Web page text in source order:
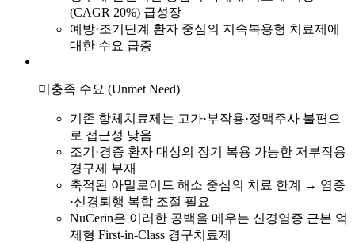
(CAGR 20%) 급성장
예방·조기단계 환자 중심의 지속복용형 치료제에
대한 수요 급증
미충족 수요 (Unmet Need)
기존 항체치료제는 고가·부작용·정맥주사 불편으
로 접근성 낮음
조기·경증 환자 대상의 장기 복용 가능한 저부작용
경구제 부재
축적된 아밀로이드 해소 중심의 치료 한계 → 염증
·신경퇴행 복합 조절 필요
NuCerin은 이러한 공백을 메우는 신경염증 근본 억
제형 First-in-Class 경구치료제